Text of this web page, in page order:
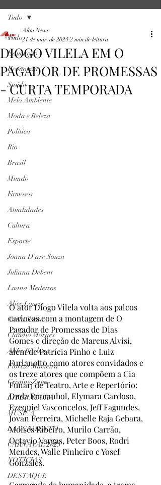
Tudo
Educação
Economia
Saúde
Meio Ambiente
Moda e Beleza
Política
Rio
Brasil
Mundo
Famosos
Atualidades
Cultura
Esporte
Joana D'arc Souza
Juliana Debent
Luana Medeiros
Alice Loures
Carla Sousa
Claudio Moraes
Aline Barbosa
Floriza Macieira
Cristine Zago
LITERATURA
MÚSICA
LANÇAMENTO
CARNAVAL 2025
NOTÍCIAS
DESTAQUE
Tudo
DIOGO VILELA EM O
PAGADOR DE PROMESSAS
- CURTA TEMPORADA
Alou News
21 de mar. de 2024 2 min de leitura
O ator Diogo Vilela volta aos palcos
cariocas com a montagem de O
Pagador de Promessas de Dias
Gomes e direção de Marcus Alvisi,
além de Patrícia Pinho e Luiz
Furlanetto como atores convidados e
os treze atores que compõem a Cia
Funarj de Teatro, Arte e Repertório:
Duda Romanhol, Elymara Cardoso,
Ezequiel Vasconcelos, Jeff Fagundes,
Jovan Ferreira, Michelle Raja Gebara,
Moisés Ribeiro, Murilo Carrão,
Octavio Vargas, Peter Boos, Rodri
Mendes, Walle Pinheiro e Yosef
Gonzales.